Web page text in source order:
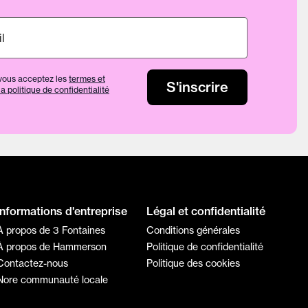
acceptez les termes et
politique de confidentialité S'inscrire
d'entreprise
propos de 3 Fontaines
propos de Hammerson
nous
communauté locale
Légal et confidentialité
Conditions générales
Politique de confidentialité
Politique des cookies